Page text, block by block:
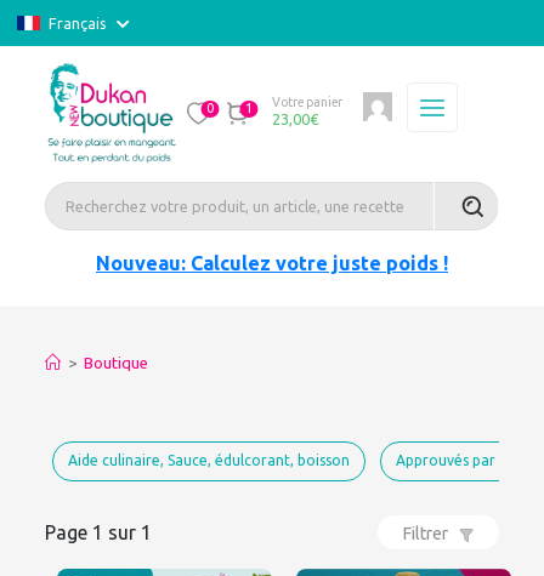
Français
0 1 Votre panier
23,00€
Nouveau: Calculez votre juste poids !
> Boutique
Aide culinaire, Sauce, édulcorant, boisson Approuvés par Dukan
Page 1 sur 1 Filtrer